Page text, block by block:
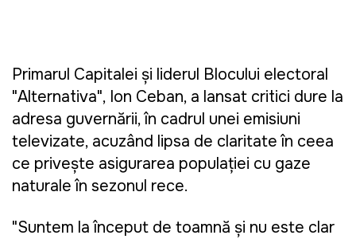
Primarul Capitalei și liderul Blocului electoral
"Alternativa", Ion Ceban, a lansat critici dure la
adresa guvernării, în cadrul unei emisiuni
televizate, acuzând lipsa de claritate în ceea
ce privește asigurarea populației cu gaze
naturale în sezonul rece.
"Suntem la început de toamnă și nu este clar